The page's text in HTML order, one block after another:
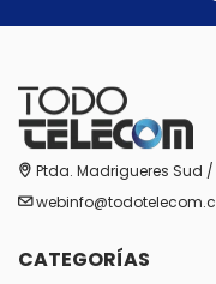
Ptda. Madrigueres Sud
CATEGORÍAS